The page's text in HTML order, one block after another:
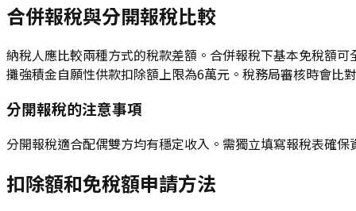
合併報稅與分開報稅比較
納稅人應比較兩種方式的稅款差額。合併報稅下基本免稅額
攤強積金自願性供款扣除額上限為6萬元。稅務局審核時會比
分開報稅的注意事項
分開報稅適合配偶雙方均有穩定收入。需獨立填寫報稅表確
扣除額和免稅額申請方法